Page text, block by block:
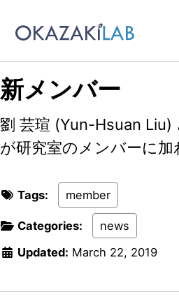
新メンバー
劉 芸瑄 (Yun-Hsuan Liu)
が研究室のメンバーに加
Tags: member
Categories:
news
Updated: March 22, 2019